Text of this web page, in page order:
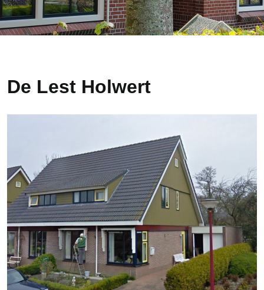
De Lest Holwert